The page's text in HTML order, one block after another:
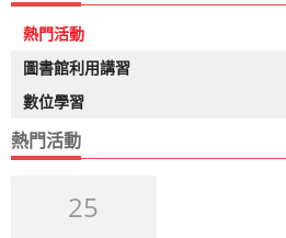
熱門活動
圖書館利用講習
數位學習
熱門活動
25